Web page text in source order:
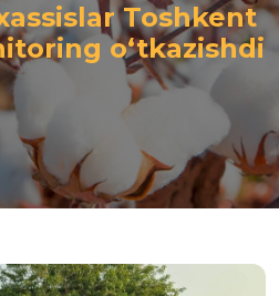
Toshkent
o‘tkazishdi